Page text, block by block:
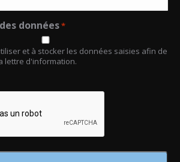
données*
et à stocker les données saisies afin de
lettre d'information.